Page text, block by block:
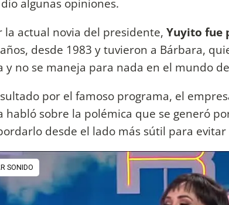
la actual novia del presidente, Yuyito fue
desde 1983 y tuvieron a Bárbara,
y no se maneja para nada en el mundo
por el famoso programa, el
habló sobre la polémica que se generó
desde el lado más sútil para evitar